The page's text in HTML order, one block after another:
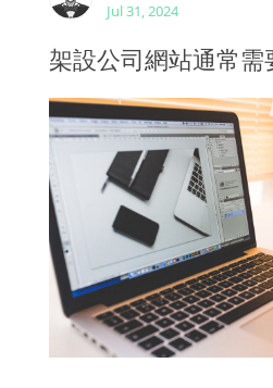
Jul 31, 2024
架設公司網站通常需